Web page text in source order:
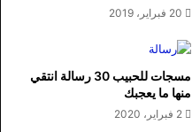
20 فبراير، 2019
مسجات للحبيب 30 رسالة انتقي
منها ما يعجبك
2 فبراير، 2020